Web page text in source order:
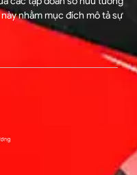
nhằm mục đích mô tả sự